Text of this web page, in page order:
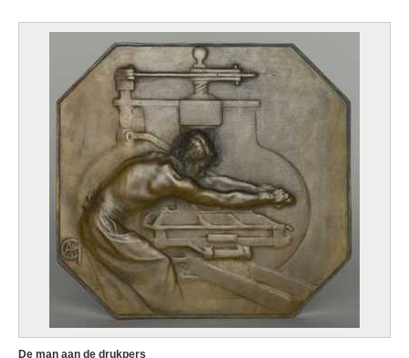
De man aan de drukpers